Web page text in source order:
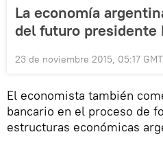
La economía
del futuro presidente
23 de noviembre 2015, 05:17 GMT
El economista también
bancario en el proceso de
estructuras económicas